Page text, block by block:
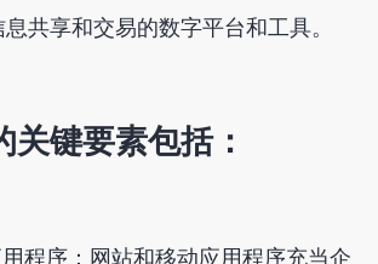
共享和交易的数字平台和工具。
关键要素包括：
程序：网站和移动应用程序充当企